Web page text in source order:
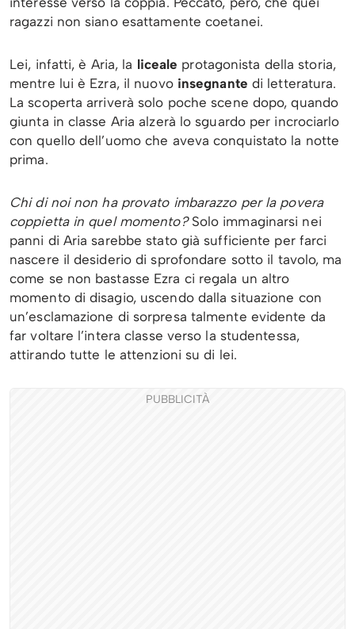
ragazzi non siano esattamente coetanei.
Lei, infatti, è Aria, la liceale protagonista della storia,
mentre lui è Ezra, il nuovoinsegnante di letteratura.
La scoperta arriverà solo poche scene dopo, quando
giunta in classe Aria alzerà lo sguardo per incrociarlo
con quello dell’uomo che aveva conquistato la notte
prima.
Chi di noi non ha provato imbarazzo per la povera
coppietta in quel momento? Solo immaginarsi nei
panni di Aria sarebbe stato già sufficiente per farci
nascere il desiderio di sprofondare sotto il tavolo, ma
come se non bastasse Ezra ci regala un altro
momento di disagio, uscendo dalla situazione con
un’esclamazione di sorpresa talmente evidente da
far voltare l’intera classe verso la studentessa,
attirando tutte le attenzioni su di lei.
PUBBLICITÀ